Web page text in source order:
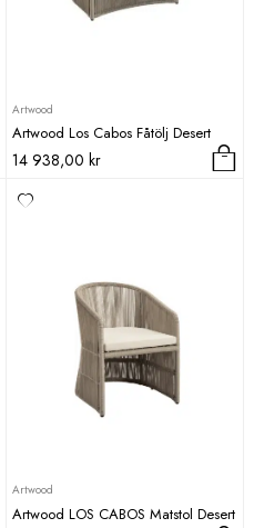
Artwood
Artwood Los Cabos Fåtölj Desert
14 938,00 kr
Artwood
Artwood LOS CABOS Matstol Desert